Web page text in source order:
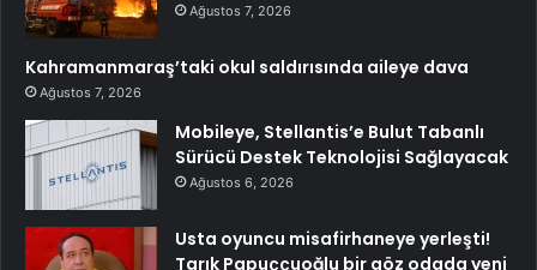
Ağustos 7, 2026
Kahramanmaraş’taki okul saldırısında aileye dava
Ağustos 7, 2026
Mobileye, Stellantis’e Bulut Tabanlı
Sürücü Destek Teknolojisi Sağlayacak
Ağustos 6, 2026
Usta oyuncu misafirhaneye yerleşti!
Tarık Papuççuoğlu bir göz odada yeni